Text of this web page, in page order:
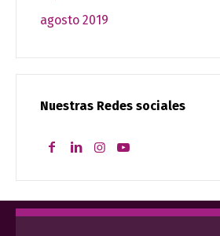
agosto 2019
Nuestras Redes sociales